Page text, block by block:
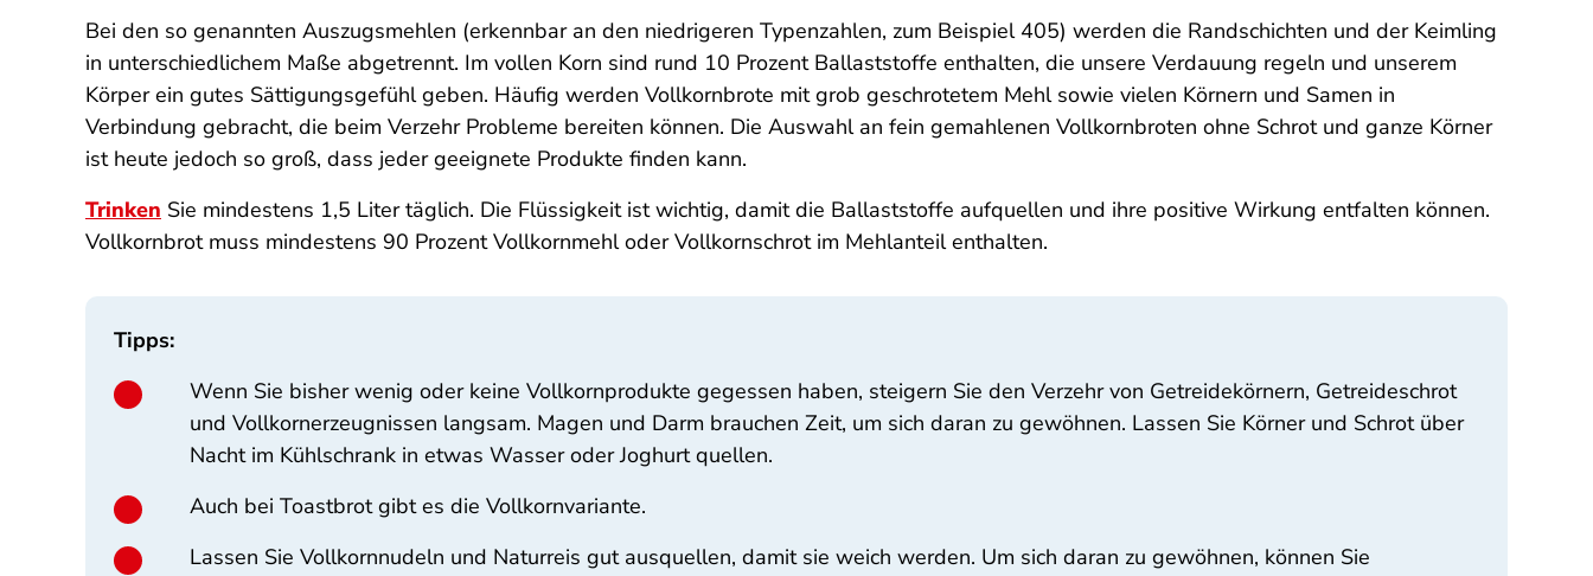
Bei den so genannten Auszugsmehlen (erkennbar an den niedrigeren Typenzahlen, zum Beispiel 405) werden die Randschichten und der Keimling
in unterschiedlichem Maße abgetrennt. Im vollen Korn sind rund 10 Prozent Ballaststoffe enthalten, die unsere Verdauung regeln und unserem
Körper ein gutes Sättigungsgefühl geben. Häufig werden Vollkornbrote mit grob geschrotetem Mehl sowie vielen Körnern und Samen in
Verbindung gebracht, die beim Verzehr Probleme bereiten können. Die Auswahl an fein gemahlenen Vollkornbroten ohne Schrot und ganze Körner
ist heute jedoch so groß, dass jeder geeignete Produkte finden kann.
Trinken Sie mindestens 1,5 Liter täglich. Die Flüssigkeit ist wichtig, damit die Ballaststoffe aufquellen und ihre positive Wirkung entfalten können.
Vollkornbrot muss mindestens 90 Prozent Vollkornmehl oder Vollkornschrot im Mehlanteil enthalten.
Tipps:
Wenn Sie bisher wenig oder keine Vollkornprodukte gegessen haben, steigern Sie den Verzehr von Getreidekörnern, Getreideschrot
und Vollkornerzeugnissen langsam. Magen und Darm brauchen Zeit, um sich daran zu gewöhnen. Lassen Sie Körner und Schrot über
Nacht im Kühlschrank in etwas Wasser oder Joghurt quellen.
Auch bei Toastbrot gibt es die Vollkornvariante.
Lassen Sie Vollkornnudeln und Naturreis gut ausquellen, damit sie weich werden. Um sich daran zu gewöhnen, können Sie